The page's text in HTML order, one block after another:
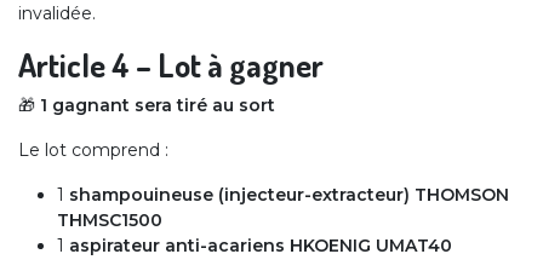
invalidée.
Article 4 – Lot à gagner
🎁 1 gagnant sera tiré au sort
Le lot comprend :
1 shampouineuse (injecteur-extracteur) THOMSON
THMSC1500
1 aspirateur anti-acariens HKOENIG UMAT40